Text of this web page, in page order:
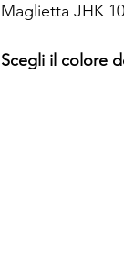
Maglietta JHK
Scegli il colore